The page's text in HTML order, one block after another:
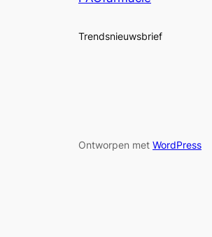
Trendsnieuwsbrief
Ontworpen met WordPress